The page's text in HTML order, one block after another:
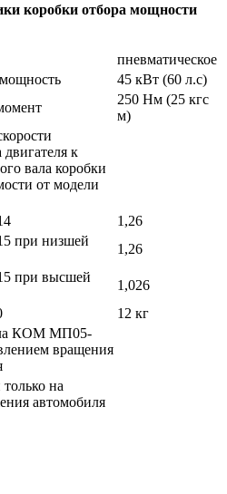
коробки отбора мощности
пневматическое
45 кВт (60 л.с)
250 Нм (25 кгс
м)
к
вала коробки
от модели
1,26
при низшей
1,26
при высшей
1,026
12 кг
КОМ МП05-
вращения
на
автомобиля